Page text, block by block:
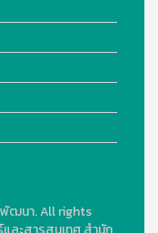
ฒนา. All rights